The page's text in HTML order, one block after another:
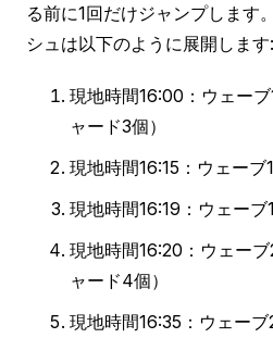
る前に1回だけジャンプします
シュは以下のように展開します:
現地時間16:00：ウェー
ャード3個）
現地時間16:15：ウェー
現地時間16:19：ウェー
現地時間16:20：ウェー
ャード4個）
現地時間16:35：ウェー